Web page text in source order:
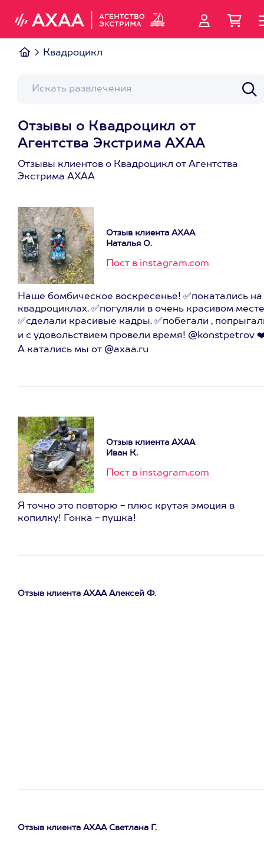
Квадроцикл
Отзывы о Квадроцикл от
Агентства Экстрима АХАА
Отзывы клиентов о Квадроцикл от Агентства
Экстрима АХАА
Отзыв клиента АХАА
Наталья О.
Пост в instagram.com
Наше бомбическое воскресенье! ✅покатались на
квадроциклах. ✅погуляли в очень красивом
✅сделали красивые кадры. ✅побегали ,
и с удовольствием провели время! @konstpetrov
А катались мы от @axaa.ru
Отзыв клиента АХАА
Иван К.
Пост в instagram.com
Я точно это повторю - плюс крутая эмоция в
копилку! Гонка - пушка!
Отзыв клиента АХАА Алексей Ф.
Отзыв клиента АХАА Светлана Г.